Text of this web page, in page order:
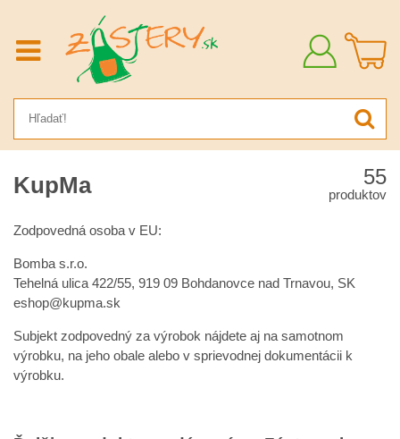
Prihlásiť
KupMa 55
produktov
Zodpovedná osoba v EU:
Bomba s.r.o.
Tehelná ulica 422/55, 919 09 Bohdanovce nad Trnavou, SK
eshop@kupma.sk
Subjekt zodpovedný za výrobok nájdete aj na samotnom
výrobku, na jeho obale alebo v sprievodnej dokumentácii k
výrobku.